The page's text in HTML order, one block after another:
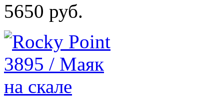
5650 руб.